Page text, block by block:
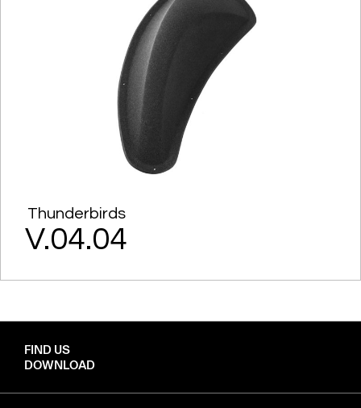
Thunderbirds
V.04.04
FIND US
DOWNLOAD